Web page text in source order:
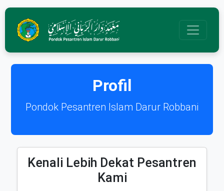
Profil
Pondok Pesantren Islam Darur Robbani
Kenali Lebih Dekat Pesantren
Kami